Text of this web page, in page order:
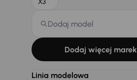
X3
Dodaj model
Dodaj więcej marek
Linia modelowa